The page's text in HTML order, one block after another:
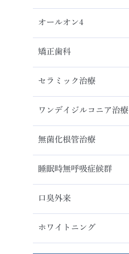
オールオン4
矯正歯科
セラミック治療
ワンデイジルコニア治療
無菌化根管治療
睡眠時無呼吸症候群
口臭外来
ホワイトニング